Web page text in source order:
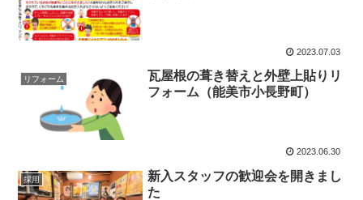
2023.07.03
リフォーム
瓦屋根の葺き替えと外壁上貼りリ
フォーム（能美市小長野町）
2023.06.30
採用
新入スタッフの歓迎会を開きまし
た